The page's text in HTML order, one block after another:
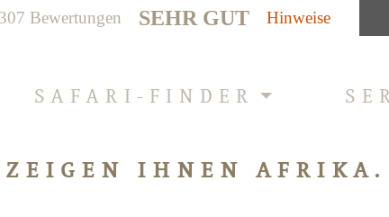
Bewertungen SEHR GUT Hinweise
SAFARI-FINDER
IHNEN AFRIKA.